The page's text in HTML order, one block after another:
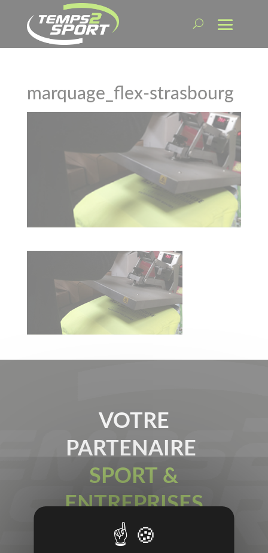
marquage_flex-strasbourg
VOTRE
PARTENAIRE
SPORT &
ENTREPRISES